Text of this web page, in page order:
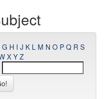
G H I J K L M N O P Q R S
X Y Z